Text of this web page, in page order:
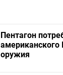
Пентагон
американского
оружия